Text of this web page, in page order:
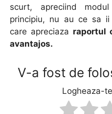
scurt, apreciind
principiu, nu au ce sa ii
care apreciaza raportul
avantajos.
V-a fost de
Logheaza-